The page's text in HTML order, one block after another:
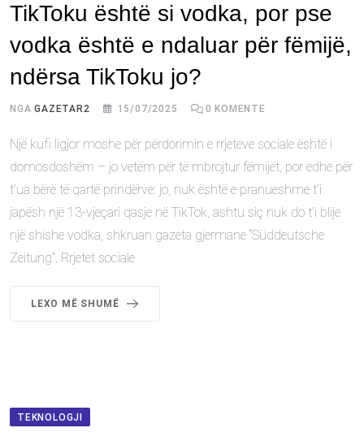
TikToku është si vodka, por pse
vodka është e ndaluar për fëmijë,
ndërsa TikToku jo?
NGAGAZETAR2 15/07/2025 0 KOMENTE
Një kufi ligjor moshe për përdorimin e rrjeteve sociale është i
domosdoshëm – jo vetëm për të mbrojtur fëmijët, por edhe për
t’ua bërë të qartë prindërve: jo, nuk është e pranueshme t’i
japësh një 13-vjeçari qasje në TikTok, ashtu siç nuk do t’i blije
një shishe vodka, shkruan gazeta gjermane “Süddeutsche
Zeitung”. Rrjetet sociale
LEXO MË SHUMË
TEKNOLOGJI